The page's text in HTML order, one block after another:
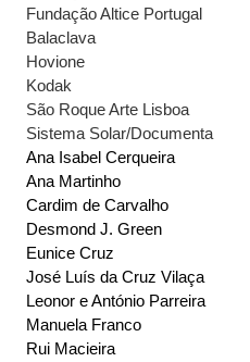
Fundação Altice Portugal
Balaclava
Hovione
Kodak
São Roque Arte Lisboa
Sistema Solar/Documenta
Ana Isabel Cerqueira
Ana Martinho
Cardim de Carvalho
Desmond J. Green
Eunice Cruz
José Luís da Cruz Vilaça
Leonor e António Parreira
Manuela Franco
Rui Macieira